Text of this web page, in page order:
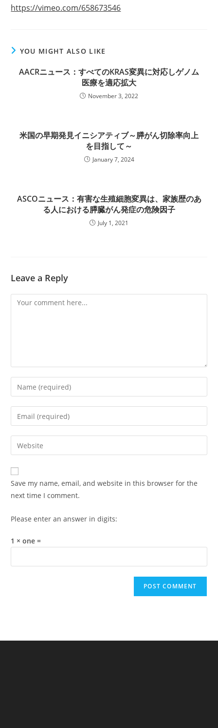
https://vimeo.com/658673546
YOU MIGHT ALSO LIKE
AACRニュース：すべてのKRAS変異に対応しゲノム
医療を適応拡大
November 3, 2022
米国の早期発見イニシアティブ～膵がん切除率向上
を目指して～
January 7, 2024
ASCOニュース：有害な生殖細胞変異は、家族歴のあ
る人における膵臓がん発症の危険因子
July 1, 2021
Leave a Reply
Comment
Enter
your
name
comment
Enter
your
email
address
comment
Enter
your
website
URL
(optional)
Save my name, email, and website in this browser for the
next time I comment.
Please enter an answer in digits:
1 × one =